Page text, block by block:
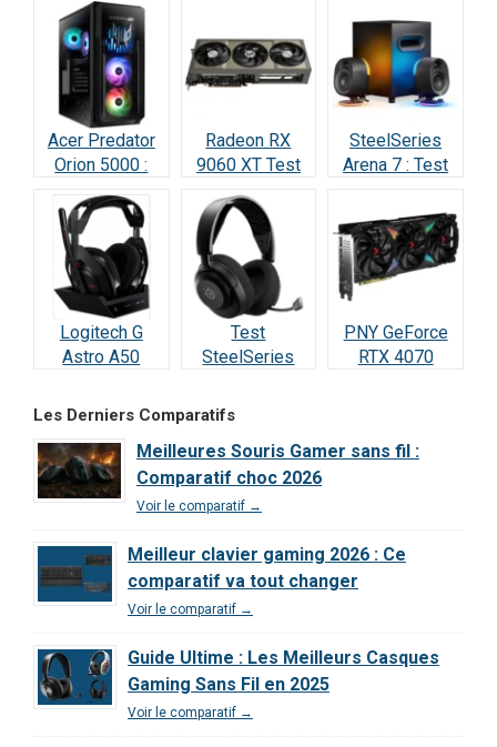
Acer Predator
Orion 5000 :
Test Complet
RTX 5070
(2026)
Radeon RX
9060 XT Test
meilleure carte
à 498 € ?
SteelSeries
Arena 7 : Test
Vraiment
incroyable ?
Logitech G
Astro A50
Notre Test
2026
Test
SteelSeries
Wireless : Le
qualité/prix de
2026 ?
PNY GeForce
RTX 4070
Les Derniers Comparatifs
Meilleures Souris Gamer sans fil :
Comparatif choc 2026
Voir le comparatif →
Meilleur clavier gaming 2026 : Ce
comparatif va tout changer
Voir le comparatif →
Guide Ultime : Les Meilleurs Casques
Gaming Sans Fil en 2025
Voir le comparatif →